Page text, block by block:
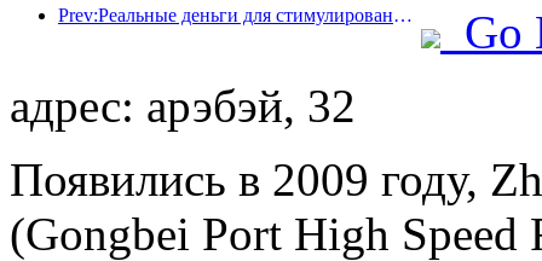
Prev:Реальные деньги для стимулирования потребления, во многих местах были выпущены купоны на культурные и туристические расходы 1 мая
Go
адрес: арэбэй, 32
Появились в 2009 году,
(Gongbei Port High Speed